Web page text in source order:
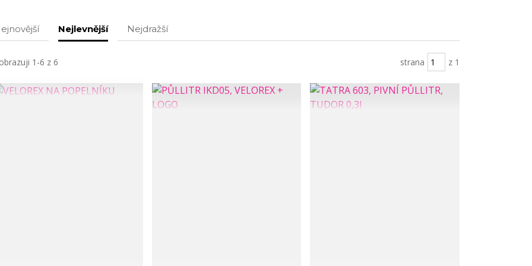
Nejlevnější Nejdražší
1-6 z 6 strana z 1